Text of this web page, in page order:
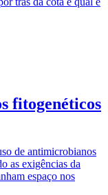
fitogenéticos
de antimicrobianos
as exigências da
espaço nos